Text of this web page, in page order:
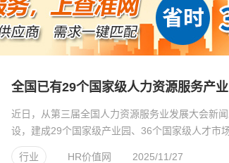
全国已有29个国家级人力资源服务产
近日，从第三届全国人力资源服务业发展大会新
设，建成29个国家级产业园、36个国家级人才市
益的地方产业园，形成...
行业
HR价值网 2025/11/27